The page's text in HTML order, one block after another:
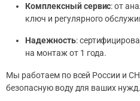
Комплексный сервис: от
ключ и регулярного
Надежность:
на монтаж от 1 года.
Мы работаем по всей России и
безопасную воду для ваших нужд.